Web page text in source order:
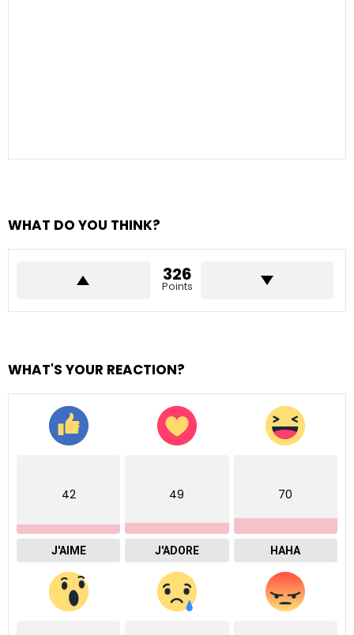
WHAT DO YOU THINK?
326
Points
WHAT'S YOUR REACTION?
42
J'AIME
49
J'ADORE
70
HAHA